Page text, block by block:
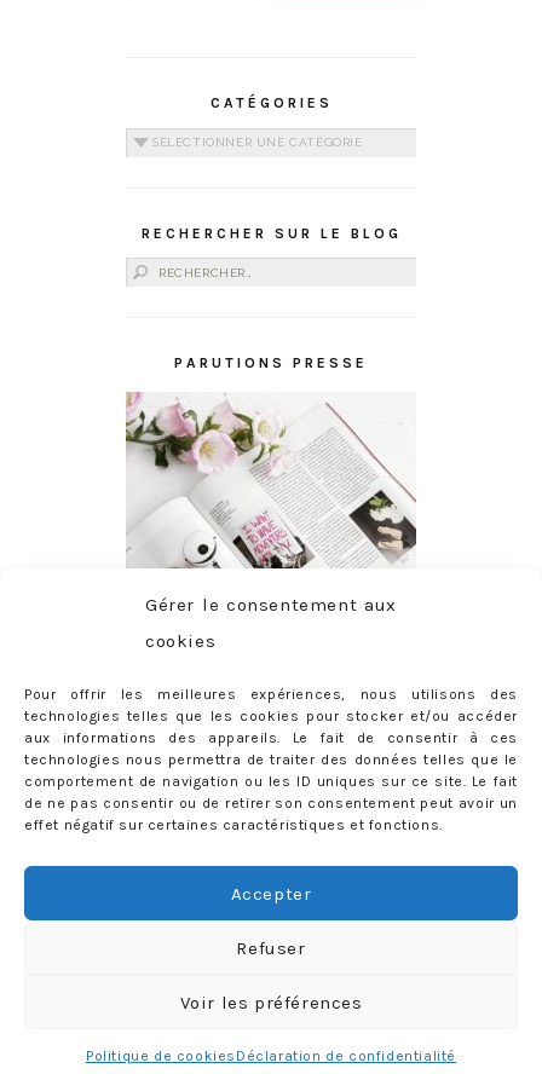
Gérer le consentement aux
cookies
Pour offrir les meilleures expériences, nous utilisons des
technologies telles que les cookies pour stocker et/ou accéder
aux informations des appareils. Le fait de consentir à ces
technologies nous permettra de traiter des données telles que le
comportement de navigation ou les ID uniques sur ce site. Le fait
de ne pas consentir ou de retirer son consentement peut avoir un
effet négatif sur certaines caractéristiques et fonctions.
Accepter
Refuser
Voir les préférences
Politique de cookies Déclaration de confidentialité
CATÉGORIES
Catégories
RECHERCHER SUR LE BLOG
Rechercher :
PARUTIONS PRESSE
ABONNEMENT
Adresse
Rejoignez les 398 autres abonnés
Designed by